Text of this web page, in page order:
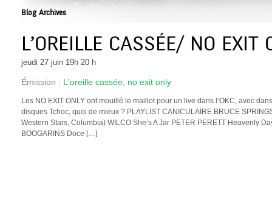
Blog Archives
L’OREILLE CASSÉE/ NO EXIT
jeudi 27 juin 19h 20 h
Émission : L'oreille cassée no exit only
Les NO EXIT ONLY ont mouillé le maillot pour un live dans l’OKC, avec
disques Tchoc, quoi de mieux ? PLAYLIST CANICULAIRE BRUCE
Western Stars, Columbia) WILCO She’s A Jar PETER PERETT Heavenly
BOOGARINS Doce […]